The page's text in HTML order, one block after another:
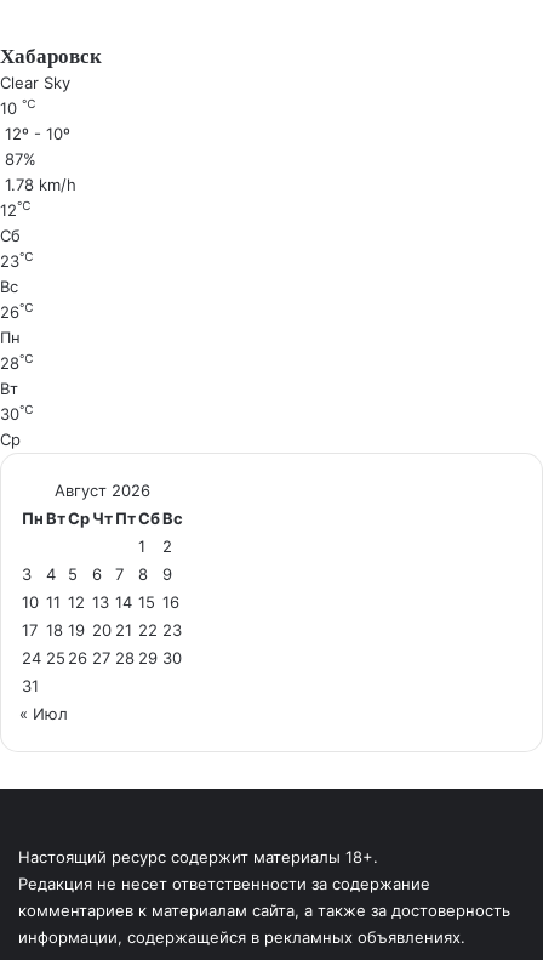
Хабаровск
Clear Sky
10 ℃
12º - 10º
87%
1.78 km/h
12℃
Сб
23℃
Вс
26℃
Пн
28℃
Вт
30℃
Ср
Август 2026
ПнВтСрЧтПтСбВс
1
2
3
4 5 6 7 8
9
10 11 12 13 14 15 16
17 18 19 20 21 22 23
24 25 26 27 28 29 30
31
« Июл
Настоящий ресурс содержит материалы 18+.
Редакция не несет ответственности за содержание
комментариев к материалам сайта, а также за достоверность
информации, содержащейся в рекламных объявлениях.